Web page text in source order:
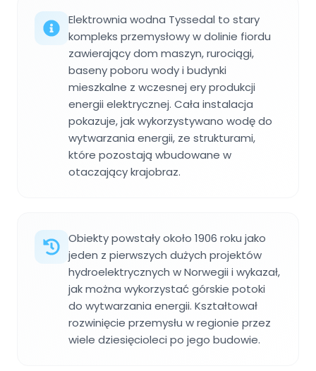
Elektrownia wodna Tyssedal to stary
kompleks przemysłowy w dolinie fiordu
zawierający dom maszyn, rurociągi,
baseny poboru wody i budynki
mieszkalne z wczesnej ery produkcji
energii elektrycznej. Cała instalacja
pokazuje, jak wykorzystywano wodę do
wytwarzania energii, ze strukturami,
które pozostają wbudowane w
otaczający krajobraz.
Obiekty powstały około 1906 roku jako
jeden z pierwszych dużych projektów
hydroelektrycznych w Norwegii i wykazał,
jak można wykorzystać górskie potoki
do wytwarzania energii. Kształtował
rozwinięcie przemysłu w regionie przez
wiele dziesięcioleci po jego budowie.